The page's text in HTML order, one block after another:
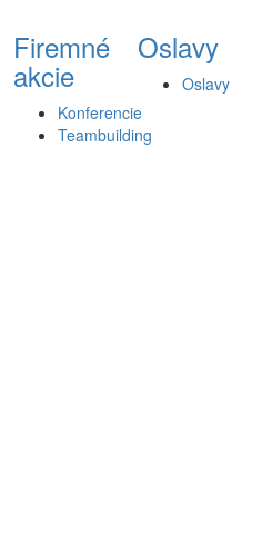
Firemné
akcie
Konferencie
Teambuilding
Oslavy
Oslavy